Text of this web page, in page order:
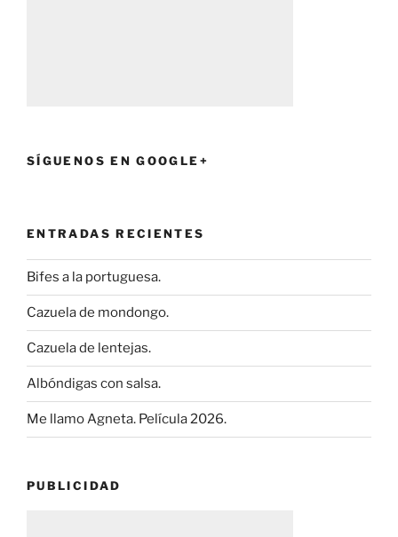
SÍGUENOS EN GOOGLE+
ENTRADAS RECIENTES
Bifes a la portuguesa.
Cazuela de mondongo.
Cazuela de lentejas.
Albóndigas con salsa.
Me llamo Agneta. Película 2026.
PUBLICIDAD